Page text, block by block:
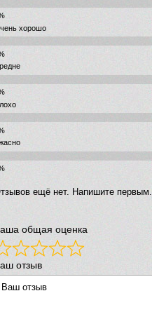
хорошо
ещё нет. Напишите первым.
общая оценка
отзыв